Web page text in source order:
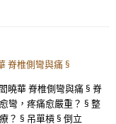
脊椎側彎與痛 §
曉華 脊椎側彎與痛 § 脊
彎，疼痛愈嚴重？ § 整
？ § 吊單槓 § 倒立